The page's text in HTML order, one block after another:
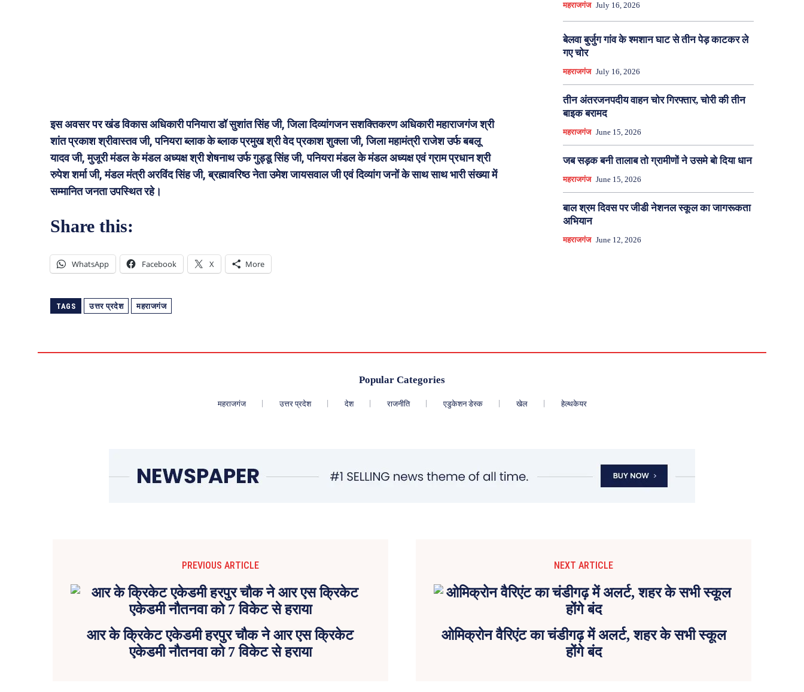
इस अवसर पर खंड विकास अधिकारी पनियारा डॉ सुशांत सिंह जी, जिला दिव्यांगजन सशक्तिकरण अधिकारी महाराजगंज श्री
शांत प्रकाश श्रीवास्तव जी, पनियरा ब्लाक के ब्लाक प्रमुख श्री वेद प्रकाश शुक्ला जी, जिला महामंत्री राजेश उर्फ बबलू
यादव जी, मुजूरी मंडल के मंडल अध्यक्ष श्री शेषनाथ उर्फ गुड्डू सिंह जी, पनियरा मंडल के मंडल अध्यक्ष एवं ग्राम प्रधान श्री
रुपेश शर्मा जी, मंडल मंत्री अरविंद सिंह जी, ब्रह्मावरिष्ठ नेता उमेश जायसवाल जी एवं दिव्यांग जनों के साथ साथ भारी संख्या में
सम्मानित जनता उपस्थित रहे।
Share this:
WhatsApp Facebook X More
TAGS उत्तर प्रदेश महराजगंज
महराजगंज July 16, 2026
बेलवा बुर्जुग गांव के श्मशान घाट से तीन पेड़ काटकर ले
गए चोर
महराजगंज July 16, 2026
तीन अंतरजनपदीय वाहन चोर गिरफ्तार, चोरी की तीन
बाइक बरामद
महराजगंज June 15, 2026
जब सड़क बनी तालाब तो ग्रामीणों ने उसमे बो दिया धान
महराजगंज June 15, 2026
बाल श्रम दिवस पर जीडी नेशनल स्कूल का जागरूकता
अभियान
महराजगंज June 12, 2026
Popular Categories
महराजगंज उत्तर प्रदेश देश राजनीति एडुकेशन डेस्क खेल हेल्थकेयर
PREVIOUS ARTICLE
आर के क्रिकेट एकेडमी हरपुर चौक ने आर एस क्रिकेट
एकेडमी नौतनवा को 7 विकेट से हराया
NEXT ARTICLE
ओमिक्रोन वैरिएंट का चंडीगढ़ में अलर्ट, शहर के सभी स्कूल
होंगे बंद